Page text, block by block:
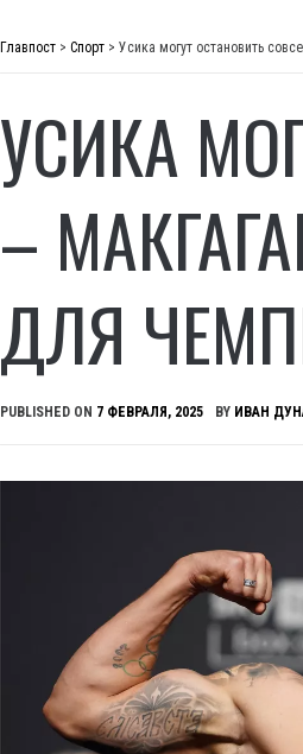
Главпост > Спорт > Усика могут остановить
УСИКА
–
ДЛЯ
PUBLISHED ON 7 ФЕВРАЛЯ, 2025 BY ИВАН